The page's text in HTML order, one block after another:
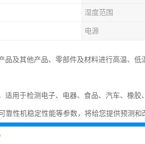
湿度范围
电源
品及其他产品、零部件及材料进行高温、
适用于检测电子、电器、食品、汽车、橡胶
靠性机稳定性能等参数，将给您提供预测和